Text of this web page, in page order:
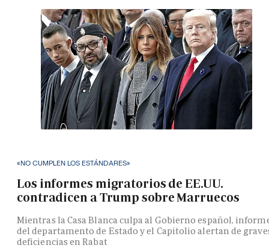
«NO CUMPLEN LOS ESTÁNDARES»
Los informes migratorios de EE.UU.
contradicen a Trump sobre Marruecos
Mientras la Casa Blanca culpa al Gobierno español,
del departamento de Estado y el Capitolio alertan de
deficiencias en Rabat